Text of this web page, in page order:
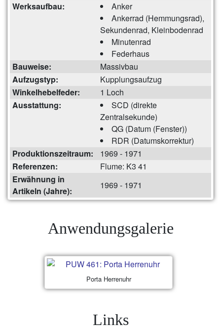
Werksaufbau:
Anker
Ankerrad (Hemmungsrad),
Sekundenrad, Kleinbodenrad
Minutenrad
Federhaus
Bauweise:
Massivbau
Aufzugstyp:
Kupplungsaufzug
Winkelhebelfeder:
1 Loch
Ausstattung:
SCD (direkte
Zentralsekunde)
QG (Datum (Fenster))
RDR (Datumskorrektur)
Produktionszeitraum:
1969 - 1971
Referenzen:
Flume: K3 41
Erwähnung in
Artikeln (Jahre):
1969 - 1971
Anwendungsgalerie
Porta Herrenuhr
Links